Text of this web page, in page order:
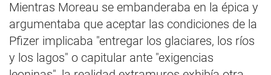
Mientras Moreau se embanderaba en la épica y
argumentaba que aceptar las condiciones de la
Pfizer implicaba "entregar los glaciares, los ríos
y los lagos" o capitular ante "exigencias